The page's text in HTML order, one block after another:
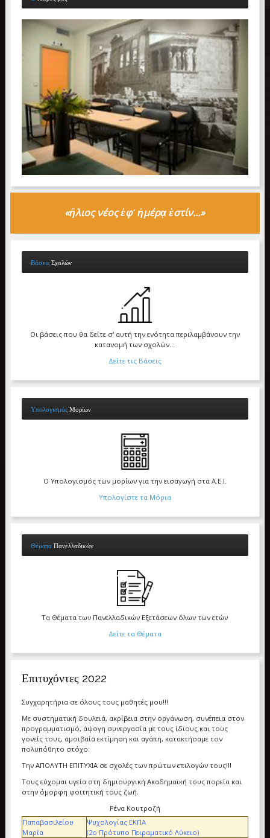
«ἥλιοςνέος ἐφ᾽ ἡμέρᾳἐστίν...»
Βάσεις Σχολών
Οι βάσεις που θα δείτε σ' αυτή την ενότητα περιλαμβάνουν την
κατανομή των σχολών...
Δείτε τις Βάσεις
Υπολογισμός Μορίων
Ο Υπολογισμός των μορίων για την εισαγωγή στα Α.Ε.Ι.
Υπολογίστε τα Μόρια
Θέματα Πανελλαδικών
Τα Θέματα των Πανελλαδικών Εξετάσεων όλων των ετών
Δείτε τα Θέματα
Επιτυχόντες 2022
Συγχαρητήρια σε όλους τους μαθητές μου!!!
Με συστηματική δουλειά, ακρίβεια στην οργάνωση, συνέπεια στον
προγραμματισμό, άψογη συνεργασία με τους ίδιους και τους
γονείς τους, αμοιβαία εκτίμηση και αγάπη, κατακτήσαμε τον
πολυπόθητο στόχο:
Την ΑΠΟΛΥΤΗ ΕΠΙΤΥΧΙΑ σε σχολές των πρώτων επιλογών τους!!!
Τους εύχομαι υγεία στη δημιουργική Ακαδημαϊκή τους πορεία και
στην όμορφη φοιτητική τους ζωή.
Ρένα Κουτροζή
Παπαβασιλείου
Μαρία
Ψυχολογίας ΕΚΠΑ
(2ο Πρότυπο Πειραματικό Λύκειο)